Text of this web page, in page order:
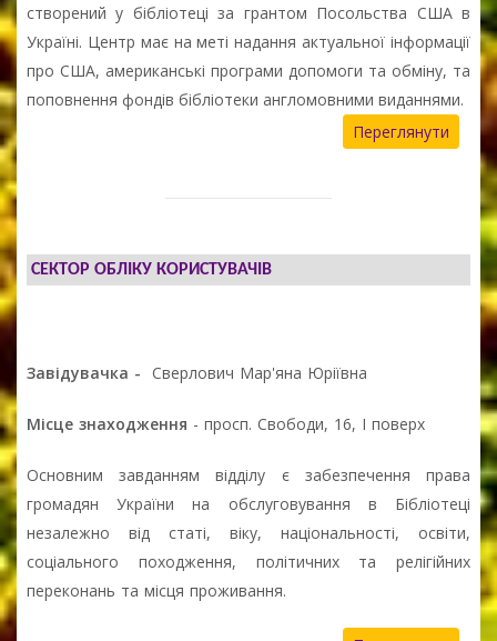
створений у бібліотеці за грантом Посольства США в
Україні. Центр має на меті надання актуальної інформації
про США, американські програми допомоги та обміну, та
поповнення фондів бібліотеки англомовними виданнями.
Переглянути
СЕКТОР ОБЛІКУ КОРИСТУВАЧІВ
Завідувачка - Сверлович Мар'яна Юріївна
Місце знаходження - просп. Свободи, 16, І поверх
Основним завданням відділу є забезпечення права
громадян України на обслуговування в Бібліотеці
незалежно від статі, віку, національності, освіти,
соціального походження, політичних та релігійних
переконань та місця проживання.